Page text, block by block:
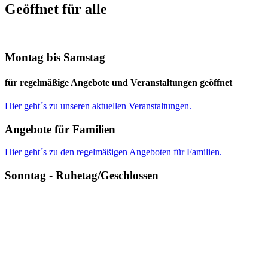
Geöffnet für alle
Montag bis Samstag
für regelmäßige Angebote und Veranstaltungen geöffnet
Hier geht´s zu unseren aktuellen Veranstaltungen.
Angebote für Familien
Hier geht´s zu den regelmäßigen Angeboten für Familien.
Sonntag - Ruhetag/Geschlossen